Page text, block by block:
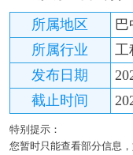
达州市
资阳市 眉
所属地区
巴
所属行业
工
发布日期
截止时间
特别提示：
您暂时只能查看部分信息